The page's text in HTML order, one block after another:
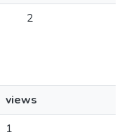
2
views
1